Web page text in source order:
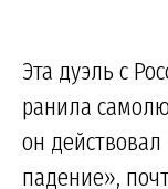
Эта дуэль с
ранила
он
падение»,